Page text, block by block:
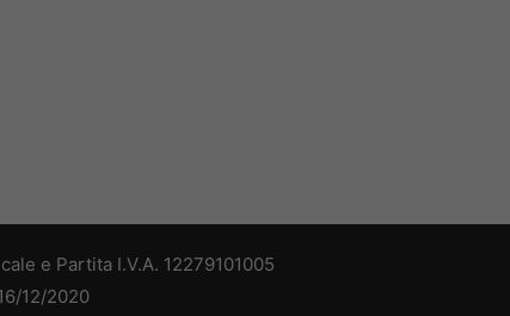
e Partita I.V.A. 12279101005
12/2020